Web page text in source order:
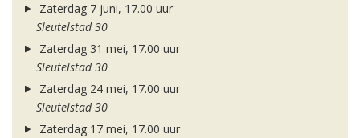
Zaterdag 7 juni, 17.00 uur
Sleutelstad 30
Zaterdag 31 mei, 17.00 uur
Sleutelstad 30
Zaterdag 24 mei, 17.00 uur
Sleutelstad 30
Zaterdag 17 mei, 17.00 uur